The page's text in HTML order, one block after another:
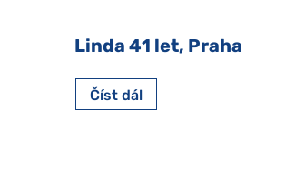
Linda 41 let, Praha
Číst dál